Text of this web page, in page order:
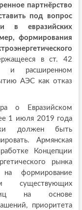
партнёрство
под вопрос
в евразийских
формирования
в ст. 42
и расширенном
АЭС как отказ
о Евразийском
1 июля 2019 года
должен быть
Армянская
Концепции
рынка
формирование
на основе
приоритета